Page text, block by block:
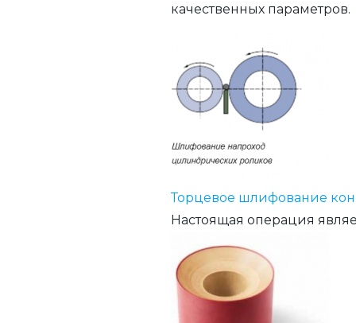
качественных параметров.
Торцевое шлифование
Настоящая операция